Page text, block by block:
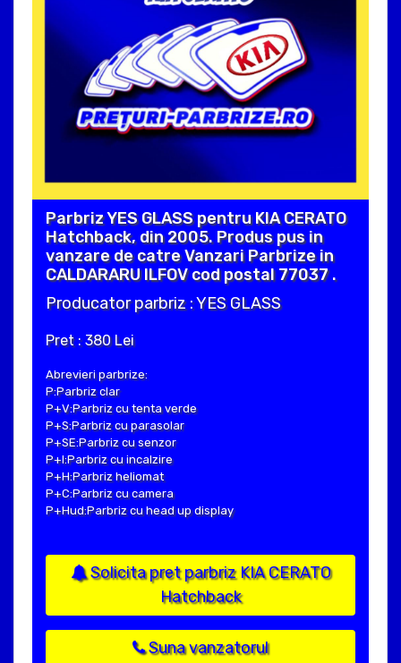
Parbriz YES GLASS pentru KIA CERATO
Hatchback, din 2005. Produs pus in
vanzare de catre Vanzari Parbrize in
CALDARARU ILFOV cod postal 77037 .
Producator parbriz : YES GLASS
Pret : 380 Lei
Abrevieri parbrize:
P:Parbriz clar
P+V:Parbriz cu tenta verde
P+S:Parbriz cu parasolar
P+SE:Parbriz cu senzor
P+I:Parbriz cu incalzire
P+H:Parbriz heliomat
P+C:Parbriz cu camera
P+Hud:Parbriz cu head up display
Solicita pret parbriz KIA CERATO
Hatchback
Suna vanzatorul